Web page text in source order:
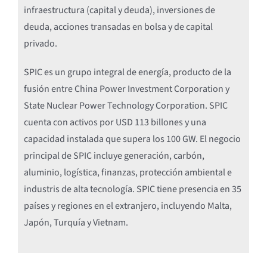
infraestructura (capital y deuda), inversiones de
deuda, acciones transadas en bolsa y de capital
privado.
SPIC es un grupo integral de energía, producto de la
fusión entre China Power Investment Corporation y
State Nuclear Power Technology Corporation. SPIC
cuenta con activos por USD 113 billones y una
capacidad instalada que supera los 100 GW. El negocio
principal de SPIC incluye generación, carbón,
aluminio, logística, finanzas, protección ambiental e
industris de alta tecnología. SPIC tiene presencia en 35
países y regiones en el extranjero, incluyendo Malta,
Japón, Turquía y Vietnam.